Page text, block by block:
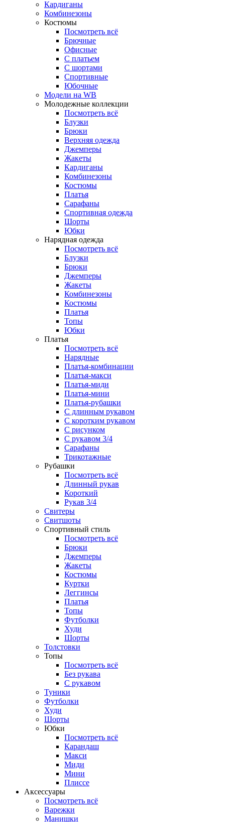
Кардиганы
Комбинезоны
Костюмы
Посмотреть всё
Брючные
Офисные
С платьем
С шортами
Спортивные
Юбочные
Модели на WB
Молодежные коллекции
Посмотреть всё
Блузки
Брюки
Верхняя одежда
Джемперы
Жакеты
Кардиганы
Комбинезоны
Костюмы
Платья
Сарафаны
Спортивная одежда
Шорты
Юбки
Нарядная одежда
Посмотреть всё
Блузки
Брюки
Джемперы
Жакеты
Комбинезоны
Костюмы
Платья
Топы
Юбки
Платья
Посмотреть всё
Нарядные
Платья-комбинации
Платья-макси
Платья-миди
Платья-мини
Платья-рубашки
С длинным рукавом
С коротким рукавом
С рисунком
С рукавом 3/4
Сарафаны
Трикотажные
Рубашки
Посмотреть всё
Длинный рукав
Короткий
Рукав 3/4
Свитеры
Свитшоты
Спортивный стиль
Посмотреть всё
Брюки
Джемперы
Жакеты
Костюмы
Куртки
Леггинсы
Платья
Топы
Футболки
Худи
Шорты
Толстовки
Топы
Посмотреть всё
Без рукава
С рукавом
Туники
Футболки
Худи
Шорты
Юбки
Посмотреть всё
Карандаш
Макси
Миди
Мини
Плиссе
Аксессуары
Посмотреть всё
Варежки
Манишки